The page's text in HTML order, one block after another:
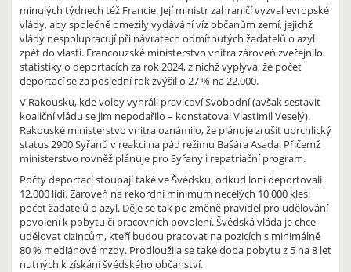
minulých týdnech též Francie. Její ministr zahraničí vyzval evropské
vlády, aby společně omezily vydávání víz občanům zemí, jejichž
vlády nespolupracují při návratech odmítnutých žadatelů o azyl
zpět do vlasti. Francouzské ministerstvo vnitra zároveň zveřejnilo
statistiky o deportacích za rok 2024, z nichž vyplývá, že počet
deportací se za poslední rok zvýšil o 27 % na 22.000.
V Rakousku, kde volby vyhráli pravicoví Svobodní (avšak sestavit
koaliční vládu se jim nepodařilo – konstatoval Vlastimil Veselý).
Rakouské ministerstvo vnitra oznámilo, že plánuje zrušit uprchlický
status 2900 Syřanů v reakci na pád režimu Bašára Asada. Přičemž
ministerstvo rovněž plánuje pro Syřany i repatriační program.
Počty deportací stoupají také ve Švédsku, odkud loni deportovali
12.000 lidí. Zároveň na rekordní minimum necelých 10.000 klesl
počet žadatelů o azyl. Děje se tak po změně pravidel pro udělování
povolení k pobytu či pracovních povolení. Švédská vláda je chce
udělovat cizincům, kteří budou pracovat na pozicích s minimálně
80 % mediánové mzdy. Prodloužila se také doba pobytu z 5 na 8 let
nutných k získání švédského občanství.